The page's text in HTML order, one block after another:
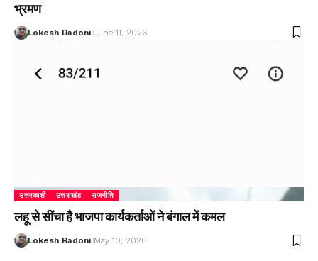
भ्रमण
Lokesh Badoni June 11, 2026
उत्तरकाशी उत्तराखंड राजनीति
लहू से सींचा है भाजपा कार्यकर्ताओं ने बंगाल में कमल
Lokesh Badoni May 10, 2026